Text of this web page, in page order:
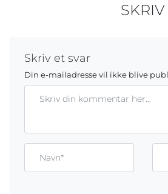
Skriv et svar
Din e-mailadresse vil ikke blive